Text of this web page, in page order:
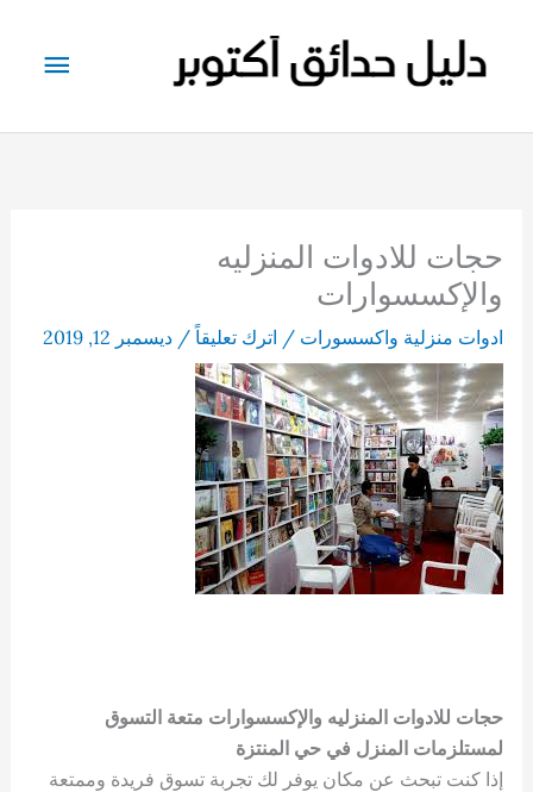
المحتوى
حجات للادوات المنزليه
والإكسسوارات
ادوات منزلية واكسسورات / اترك تعليقاً / ديسمبر 12, 2019
حجات للادوات المنزليه والإكسسوارات متعة التسوق
لمستلزمات المنزل في حي المنتزة
إذا كنت تبحث عن مكان يوفر لك تجربة تسوق فريدة وممتعة